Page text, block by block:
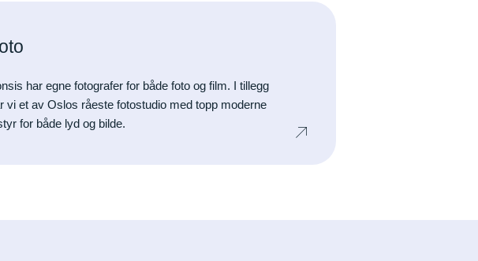
har egne fotografer for både foto og film. I tillegg
vi et av Oslos råeste fotostudio med topp moderne
for både lyd og bilde.